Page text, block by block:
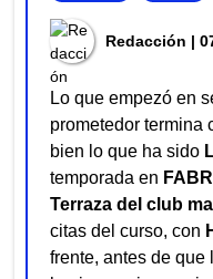
Redacción |
Lo que empezó en
prometedor termina
bien lo que ha sido
temporada en
Terraza del club
citas del curso, con
frente, antes de que